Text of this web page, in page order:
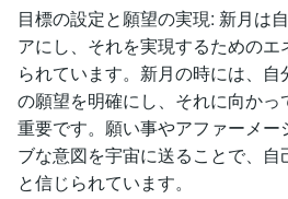
目標の設定と願望の実現: 新月は
アにし、それを実現するためのエ
られています。新月の時には、
の願望を明確にし、それに向か
重要です。願い事やアファーメー
ブな意図を宇宙に送ることで、自
と信じられています。